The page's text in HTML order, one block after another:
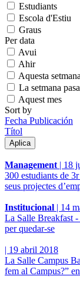
Estudiants
Escola d'Estiu
Graus
Per data
Avui
Ahir
Aquesta setmana
La setmana
Aquest mes
Sort by
Fecha Publicación
Títol
Management | 18
300 estudiants de
seus projectes
Institucional | 14
La Salle Breakfast
per quedar-se
| 19 abril 2018
La Salle Campus
fem al Campus?”